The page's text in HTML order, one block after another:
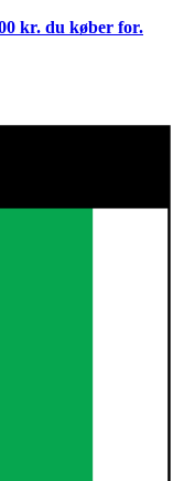
kr. du køber for.